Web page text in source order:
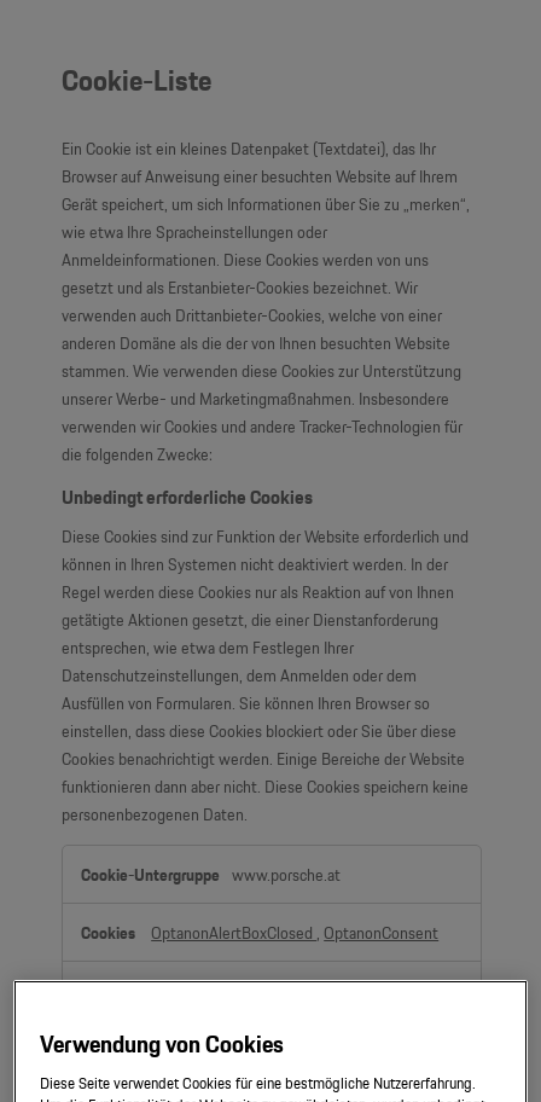
Cookie-Liste
Ein Cookie ist ein kleines Datenpaket (Textdatei), das Ihr
Browser auf Anweisung einer besuchten Website auf Ihrem
Gerät speichert, um sich Informationen über Sie zu „merken“,
wie etwa Ihre Spracheinstellungen oder
Anmeldeinformationen. Diese Cookies werden von uns
gesetzt und als Erstanbieter-Cookies bezeichnet. Wir
verwenden auch Drittanbieter-Cookies, welche von einer
anderen Domäne als die der von Ihnen besuchten Website
stammen. Wie verwenden diese Cookies zur Unterstützung
unserer Werbe- und Marketingmaßnahmen. Insbesondere
verwenden wir Cookies und andere Tracker-Technologien für
die folgenden Zwecke:
Unbedingt erforderliche Cookies
Diese Cookies sind zur Funktion der Website erforderlich und
können in Ihren Systemen nicht deaktiviert werden. In der
Regel werden diese Cookies nur als Reaktion auf von Ihnen
getätigte Aktionen gesetzt, die einer Dienstanforderung
entsprechen, wie etwa dem Festlegen Ihrer
Datenschutzeinstellungen, dem Anmelden oder dem
Ausfüllen von Formularen. Sie können Ihren Browser so
einstellen, dass diese Cookies blockiert oder Sie über diese
Cookies benachrichtigt werden. Einige Bereiche der Website
funktionieren dann aber nicht. Diese Cookies speichern keine
personenbezogenen Daten.
erforderliche
Cookies
www.porsche.at
OptanonAlertBoxClosed , OptanonConsent
Erstanbieter
Verwendung von Cookies
Diese Seite verwendet Cookies für eine bestmögliche Nutzererfahrung.